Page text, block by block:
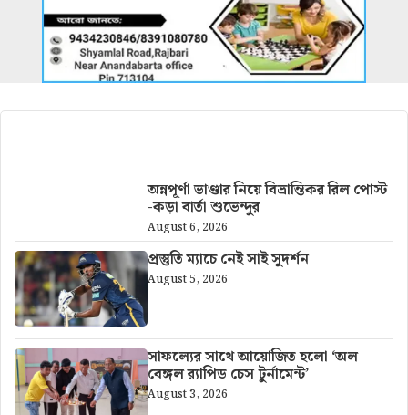
অন্নপূর্ণা ভাণ্ডার নিয়ে বিভ্রান্তিকর রিল পোস্ট
-কড়া বার্তা শুভেন্দুর
August 6, 2026
প্রস্তুতি ম্যাচে নেই সাই সুদর্শন
August 5, 2026
সাফল্যের সাথে আয়োজিত হলো ‘অল
বেঙ্গল র‍্যাপিড চেস টুর্নামেন্ট’
August 3, 2026